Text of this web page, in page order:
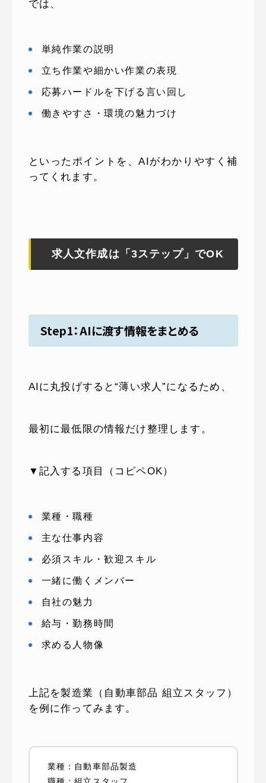
では、
単純作業の説明
立ち作業や細かい作業の表現
応募ハードルを下げる言い回し
働きやすさ・環境の魅力づけ
といったポイントを、AIがわかりやすく補
ってくれます。
求人文作成は「3ステップ」でOK
Step1：AIに渡す情報をまとめる
AIに丸投げすると“薄い求人”になるため、
最初に最低限の情報だけ整理します。
▼記入する項目（コピペOK）
業種・職種
主な仕事内容
必須スキル・歓迎スキル
一緒に働くメンバー
自社の魅力
給与・勤務時間
求める人物像
上記を製造業（自動車部品 組立スタッフ）
を例に作ってみます。
業種：自動車部品製造
職種：組立スタッフ